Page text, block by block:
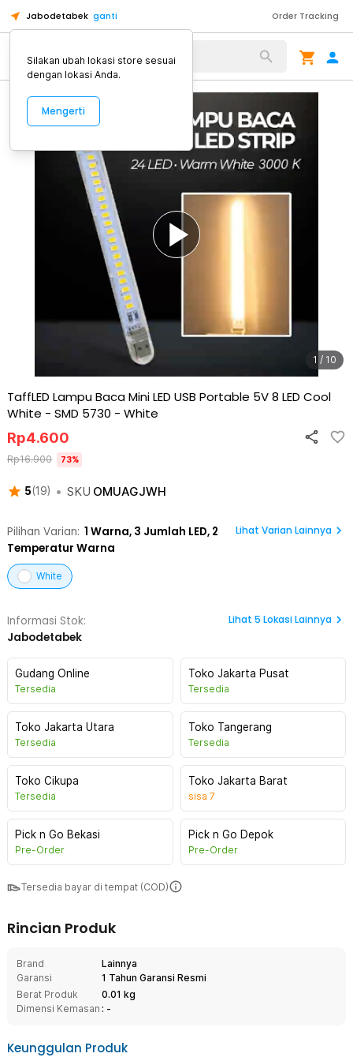
Jabodetabek ganti Order Tracking
Alat Kopi
1 / 10
TaffLED Lampu Baca Mini LED USB Portable 5V 8 LED Cool
White - SMD 5730 - White
5(19) • SKU OMUAGJWH
Rp4.600
Rp16.900 73%
Pilihan Varian: 1 Warna, 3 Jumlah LED, 2
Temperatur Warna
Lihat Varian Lainnya
White
Informasi Stok:
Jabodetabek
Lihat 5 Lokasi Lainnya
Gudang Online
Tersedia
Toko Jakarta Pusat
Tersedia
Toko Jakarta Utara
Tersedia
Toko Tangerang
Tersedia
Toko Cikupa
Tersedia
Toko Jakarta Barat
sisa 7
Pick n Go Bekasi
Pre-Order
Pick n Go Depok
Pre-Order
Tersedia bayar di tempat (COD)
Rincian Produk
Brand
Lainnya
Garansi
1 Tahun Garansi Resmi
Berat Produk
0.01 kg
Dimensi Kemasan : -
Keunggulan Produk
Silakan ubah lokasi store sesuai
dengan lokasi Anda.
Mengerti